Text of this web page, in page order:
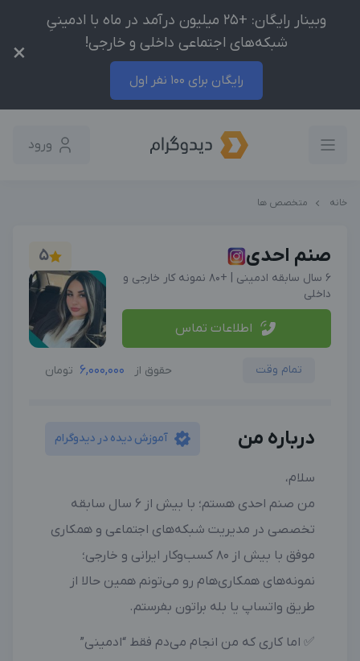
وبینار رایگان: +25 میلیون درآمد در ماه با ادمینیِ
شبکه‌های اجتماعی داخلی و خارجی!
رایگان برای 100 نفر اول
×
ورود
خانه متخصص ها
صنم احدی 5
6 سال سابقه ادمینی | +۸۰ نمونه کار خارجی و
داخلی
اطلاعات تماس
تمام وقت حقوق از 6,000,000 تومان
درباره من آموزش دیده در دیدوگرام
سلام،
من صنم احدی هستم؛ با بیش از ۶ سال سابقه
تخصصی در مدیریت شبکه‌های اجتماعی و همکاری
موفق با بیش از ۸۰ کسب‌وکار ایرانی و خارجی؛
نمونه‌های همکاری‌هام رو می‌تونم همین حالا از
طریق واتساپ یا بله براتون بفرستم.
✅ اما کاری که من انجام می‌دم فقط “ادمینی”